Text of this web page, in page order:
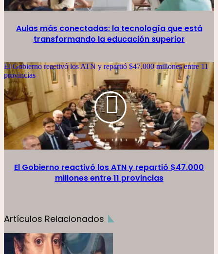
Aulas más conectadas: la tecnología que está
transformando la educación superior
El Gobierno reactivó los ATN y repartió $47.000 millones entre 11
provincias
El Gobierno reactivó los ATN y repartió $47.000
millones entre 11 provincias
Artículos Relacionados